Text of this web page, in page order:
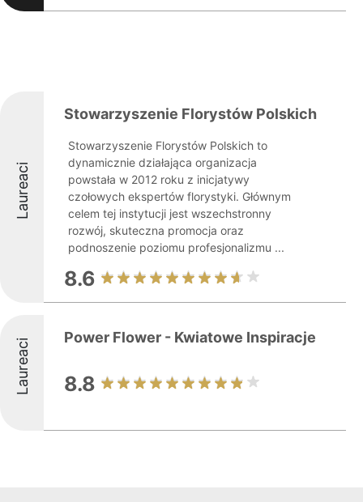
Laureaci
Stowarzyszenie Florystów Polskich
Stowarzyszenie Florystów Polskich to
dynamicznie działająca organizacja
powstała w 2012 roku z inicjatywy
czołowych ekspertów florystyki. Głównym
celem tej instytucji jest wszechstronny
rozwój, skuteczna promocja oraz
podnoszenie poziomu profesjonalizmu ...
8.6
Laureaci Power Flower - Kwiatowe Inspiracje
8.8